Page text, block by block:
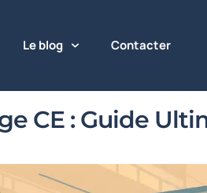
Le blog Contacter
CE : Guide